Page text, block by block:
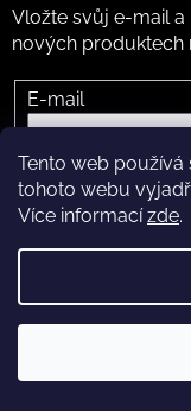
Tento web
tohoto webu
Více informacízde.
Vložte svůj e-mail
nových produktech
E-mail
Vložením e-mailu
osobních údajů